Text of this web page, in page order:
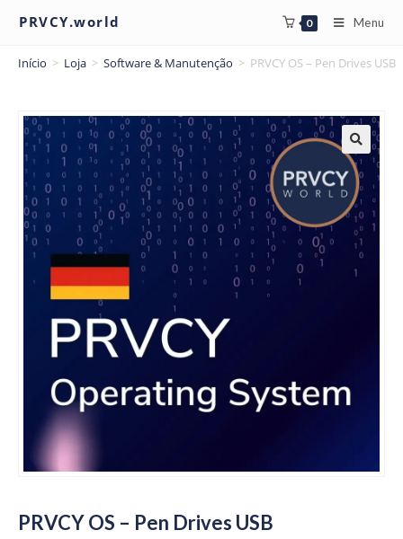
PRVCY.world 0 Menu
Início > Loja > Software & Manutenção > PRVCY OS – Pen Drives USB
PRVCY OS – Pen Drives USB